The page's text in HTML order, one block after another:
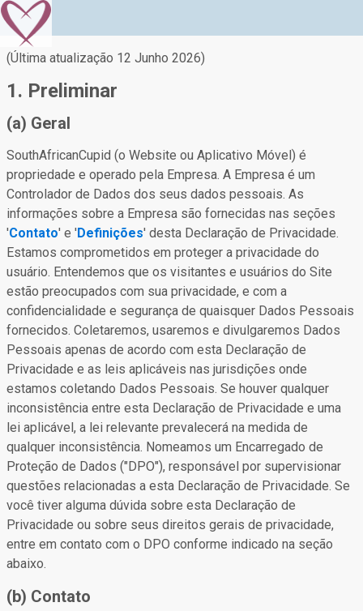
(Última atualização 12 Junho 2026)
1. Preliminar
(a) Geral
SouthAfricanCupid (o Website ou Aplicativo Móvel) é
propriedade e operado pela Empresa. A Empresa é um
Controlador de Dados dos seus dados pessoais. As
informações sobre a Empresa são fornecidas nas seções
'Contato' e 'Definições' desta Declaração de Privacidade.
Estamos comprometidos em proteger a privacidade do
usuário. Entendemos que os visitantes e usuários do Site
estão preocupados com sua privacidade, e com a
confidencialidade e segurança de quaisquer Dados Pessoais
fornecidos. Coletaremos, usaremos e divulgaremos Dados
Pessoais apenas de acordo com esta Declaração de
Privacidade e as leis aplicáveis nas jurisdições onde
estamos coletando Dados Pessoais. Se houver qualquer
inconsistência entre esta Declaração de Privacidade e uma
lei aplicável, a lei relevante prevalecerá na medida de
qualquer inconsistência. Nomeamos um Encarregado de
Proteção de Dados ("DPO"), responsável por supervisionar
questões relacionadas a esta Declaração de Privacidade. Se
você tiver alguma dúvida sobre esta Declaração de
Privacidade ou sobre seus direitos gerais de privacidade,
entre em contato com o DPO conforme indicado na seção
abaixo.
(b) Contato